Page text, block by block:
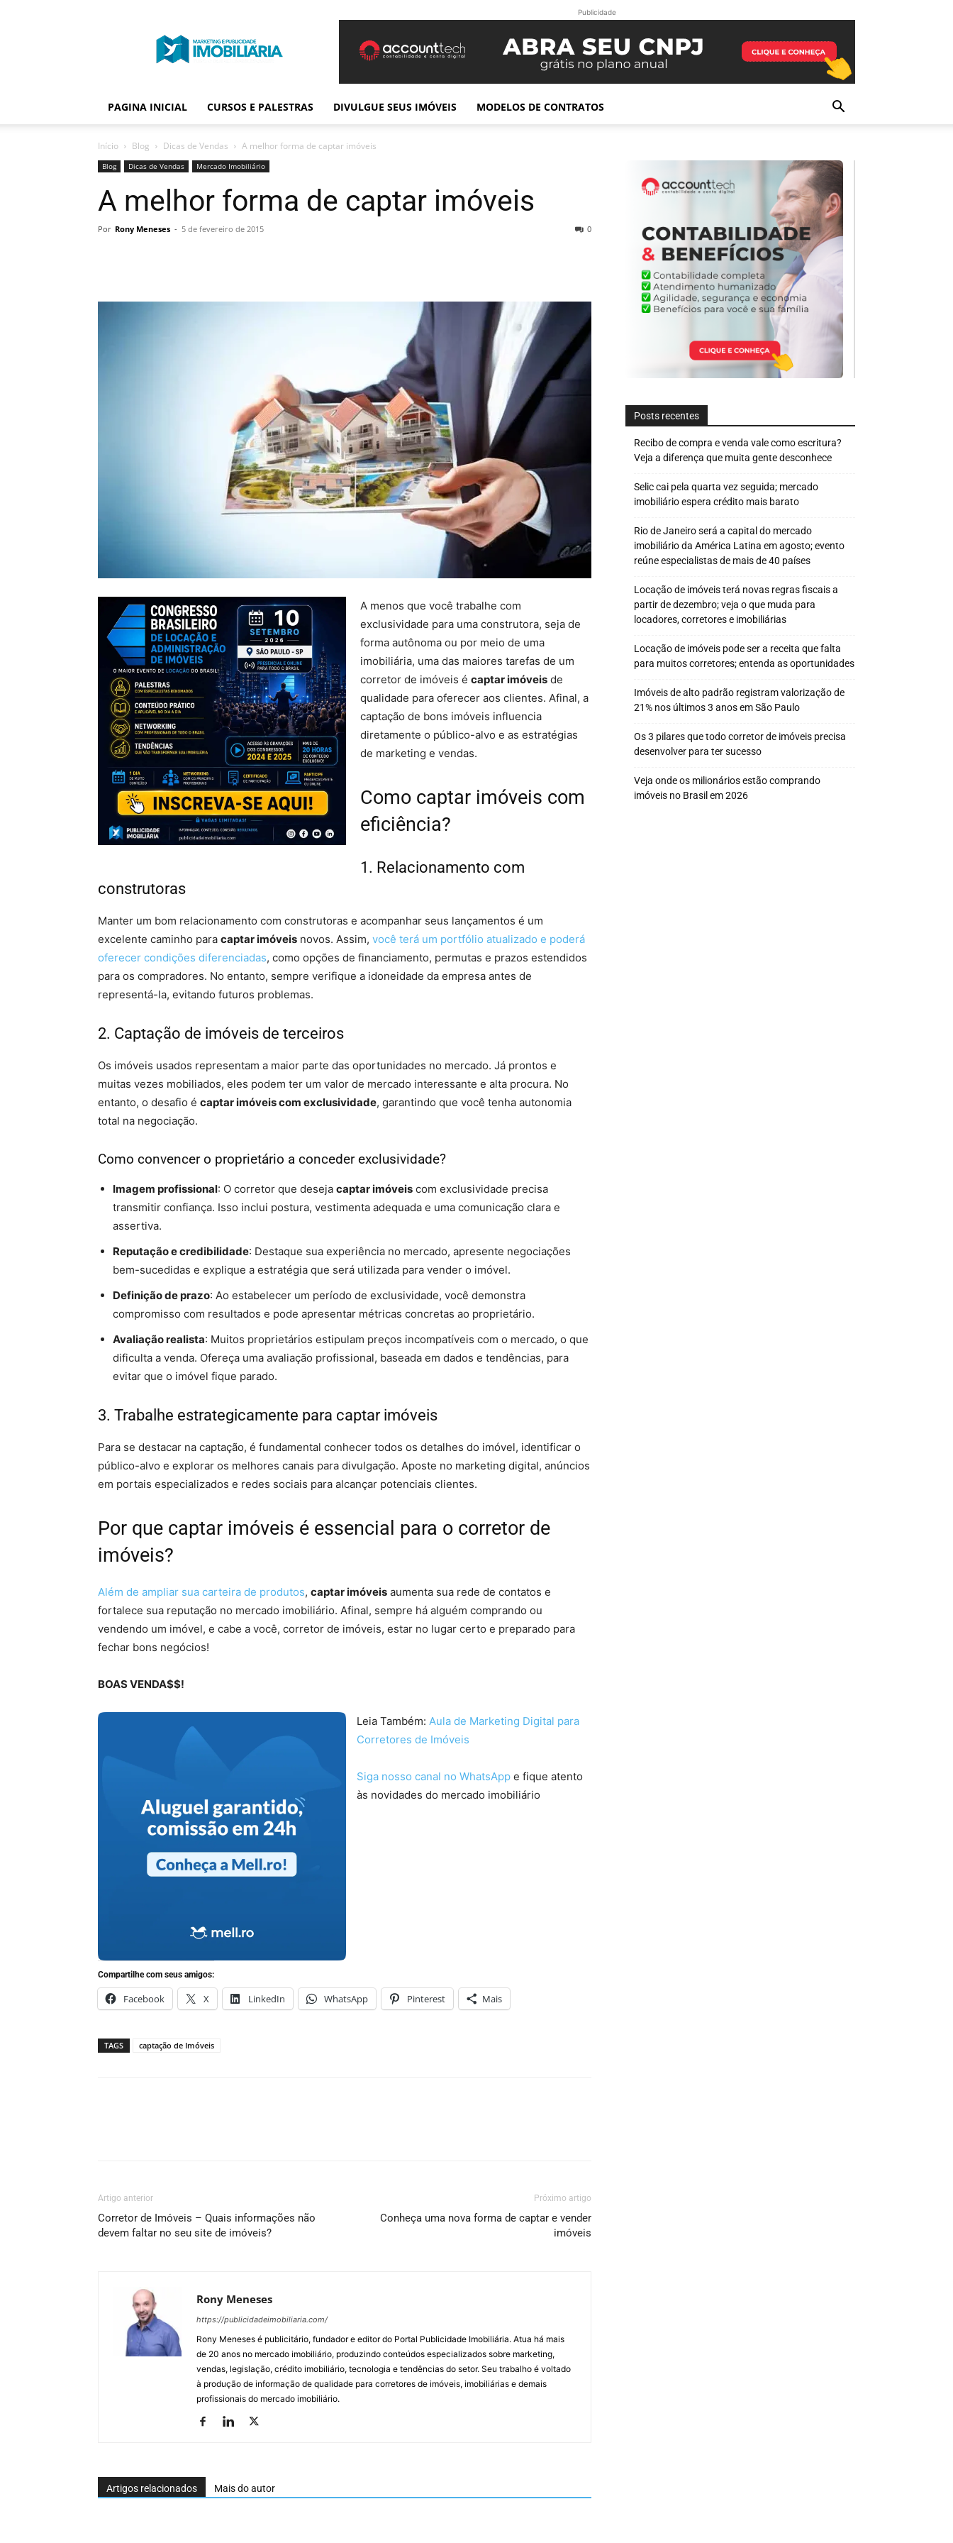
Publicidade
Imobiliária
Publicidade
PAGINA INICIAL CURSOS E PALESTRAS DIVULGUE SEUS IMÓVEIS MODELOS DE CONTRATOS
Início Blog Dicas de Vendas A melhor forma de captar imóveis
Blog Dicas de Vendas Mercado Imobiliário
A melhor forma de captar imóveis
Por Rony Meneses - 5 de fevereiro de 2015 0
A menos que você trabalhe com
exclusividade para uma construtora, seja de
forma autônoma ou por meio de uma
imobiliária, uma das maiores tarefas de um
corretor de imóveis é captar imóveis de
qualidade para oferecer aos clientes. Afinal, a
captação de bons imóveis influencia
diretamente o público-alvo e as estratégias
de marketing e vendas.
Como captar imóveis com
eficiência?
1. Relacionamento com
construtoras
Manter um bom relacionamento com construtoras e acompanhar seus lançamentos é um
excelente caminho para captar imóveis novos. Assim, você terá um portfólio atualizado e poderá
oferecer condições diferenciadas, como opções de financiamento, permutas e prazos estendidos
para os compradores. No entanto, sempre verifique a idoneidade da empresa antes de
representá-la, evitando futuros problemas.
2. Captação de imóveis de terceiros
Os imóveis usados representam a maior parte das oportunidades no mercado. Já prontos e
muitas vezes mobiliados, eles podem ter um valor de mercado interessante e alta procura. No
entanto, o desafio é captar imóveis com exclusividade, garantindo que você tenha autonomia
total na negociação.
Como convencer o proprietário a conceder exclusividade?
Imagem profissional: O corretor que deseja captar imóveis com exclusividade precisa
transmitir confiança. Isso inclui postura, vestimenta adequada e uma comunicação clara e
assertiva.
Reputação e credibilidade: Destaque sua experiência no mercado, apresente negociações
bem-sucedidas e explique a estratégia que será utilizada para vender o imóvel.
Definição de prazo: Ao estabelecer um período de exclusividade, você demonstra
compromisso com resultados e pode apresentar métricas concretas ao proprietário.
Avaliação realista: Muitos proprietários estipulam preços incompatíveis com o mercado, o que
dificulta a venda. Ofereça uma avaliação profissional, baseada em dados e tendências, para
evitar que o imóvel fique parado.
3. Trabalhe estrategicamente para captar imóveis
Para se destacar na captação, é fundamental conhecer todos os detalhes do imóvel, identificar o
público-alvo e explorar os melhores canais para divulgação. Aposte no marketing digital, anúncios
em portais especializados e redes sociais para alcançar potenciais clientes.
Por que captar imóveis é essencial para o corretor de
imóveis?
Além de ampliar sua carteira de produtos, captar imóveis aumenta sua rede de contatos e
fortalece sua reputação no mercado imobiliário. Afinal, sempre há alguém comprando ou
vendendo um imóvel, e cabe a você, corretor de imóveis, estar no lugar certo e preparado para
fechar bons negócios!
BOAS VENDA$$!
Leia Também: Aula de Marketing Digital para
Corretores de Imóveis
Siga nosso canal no WhatsApp e fique atento
às novidades do mercado imobiliário
Compartilhe com seus amigos:
Facebook X LinkedIn WhatsApp Pinterest Mais
TAGS captação de Imóveis
Artigo anterior
Corretor de Imóveis – Quais informações não
devem faltar no seu site de imóveis?
Próximo artigo
Conheça uma nova forma de captar e vender
imóveis
Rony Meneses
https://publicidadeimobiliaria.com/
Rony Meneses é publicitário, fundador e editor do Portal Publicidade Imobiliária. Atua há mais
de 20 anos no mercado imobiliário, produzindo conteúdos especializados sobre marketing,
vendas, legislação, crédito imobiliário, tecnologia e tendências do setor. Seu trabalho é voltado
à produção de informação de qualidade para corretores de imóveis, imobiliárias e demais
profissionais do mercado imobiliário.
Artigos relacionados Mais do autor
Posts recentes
Recibo de compra e venda vale como escritura?
Veja a diferença que muita gente desconhece
Selic cai pela quarta vez seguida; mercado
imobiliário espera crédito mais barato
Rio de Janeiro será a capital do mercado
imobiliário da América Latina em agosto; evento
reúne especialistas de mais de 40 países
Locação de imóveis terá novas regras fiscais a
partir de dezembro; veja o que muda para
locadores, corretores e imobiliárias
Locação de imóveis pode ser a receita que falta
para muitos corretores; entenda as oportunidades
Imóveis de alto padrão registram valorização de
21% nos últimos 3 anos em São Paulo
Os 3 pilares que todo corretor de imóveis precisa
desenvolver para ter sucesso
Veja onde os milionários estão comprando
imóveis no Brasil em 2026